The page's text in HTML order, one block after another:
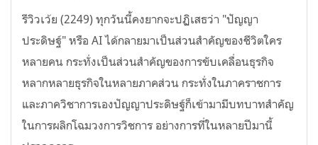
รีวิวเว้ย (2249) ทุกวันนี้คงยากจะปฏิเสธว่า "ปัญญา
ประดิษฐ์" หรือ AI ได้กลายมาเป็นส่วนสำคัญของชีวิตใคร
หลายคน กระทั่งเป็นส่วนสำคัญของการขับเคลื่อนธุรกิจ
หลากหลายธุรกิจในหลายภาคส่วน กระทั่งในภาคราชการ
และภาควิชาการเองปัญญาประดิษฐ์ก็เข้ามามีบทบาทสำคัญ
ในการผลิกโฉมวงการวิชการ อย่างการที่ในหลายปีมานี้